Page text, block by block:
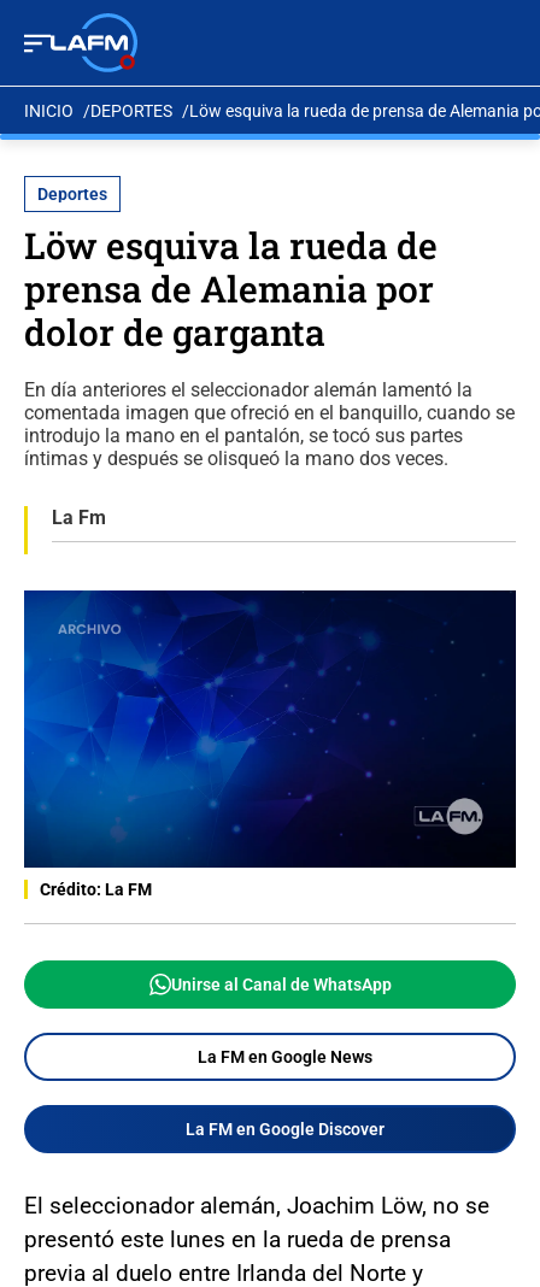
INICIO DEPORTES Löw esquiva la rueda de prensa de Alemania
Deportes
Löw esquiva la rueda de
prensa de Alemania por
dolor de garganta
En día anteriores el seleccionador alemán lamentó la
comentada imagen que ofreció en el banquillo, cuando se
introdujo la mano en el pantalón, se tocó sus partes
íntimas y después se olisqueó la mano dos veces.
La Fm
Crédito: La FM
Unirse al Canal de WhatsApp
La FM en Google News
La FM en Google Discover
El seleccionador alemán, Joachim Löw, no se
presentó este lunes en la rueda de prensa
previa al duelo entre Irlanda del Norte y